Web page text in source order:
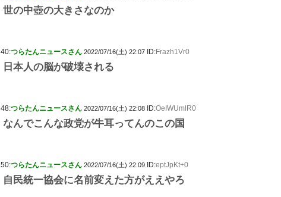
世の中壺の大きさなのか
40:つらたんニュースさん 2022/07/16(土) 22:07 ID:Frazh1Vr0
日本人の脳が破壊される
48:つらたんニュースさん 2022/07/16(土) 22:08 ID:OeIWUmlR0
なんでこんな政党が牛耳ってんのこの国
50:つらたんニュースさん 2022/07/16(土) 22:09 ID:eptJpKt+0
自民統一協会に名前変えた方がええやろ